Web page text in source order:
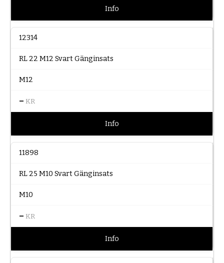
Info
12314
RL 22 M12 Svart Gänginsats
M12
– KR
Info
11898
RL 25 M10 Svart Gänginsats
M10
– KR
Info